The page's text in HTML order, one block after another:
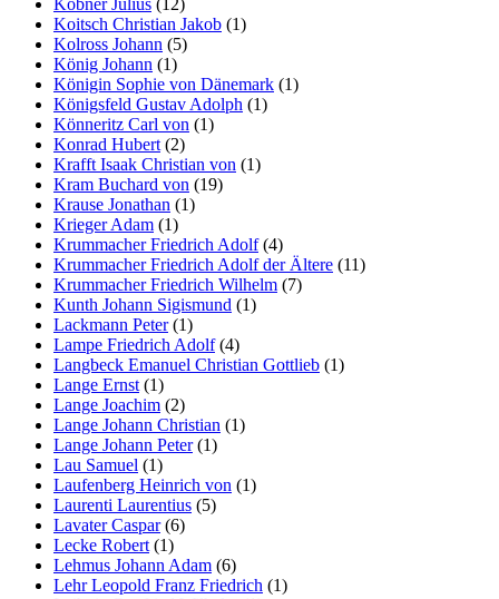
Köbner Julius (12)
Koitsch Christian Jakob (1)
Kolross Johann (5)
König Johann (1)
Königin Sophie von Dänemark (1)
Königsfeld Gustav Adolph (1)
Könneritz Carl von (1)
Konrad Hubert (2)
Krafft Isaak Christian von (1)
Kram Buchard von (19)
Krause Jonathan (1)
Krieger Adam (1)
Krummacher Friedrich Adolf(4)
Krummacher Friedrich Adolf der Ältere (11)
Krummacher Friedrich Wilhelm (7)
Kunth Johann Sigismund (1)
Lackmann Peter(1)
Lampe Friedrich Adolf(4)
Langbeck Emanuel Christian Gottlieb (1)
Lange Ernst (1)
Lange Joachim (2)
Lange Johann Christian (1)
Lange Johann Peter(1)
Lau Samuel (1)
Laufenberg Heinrich von (1)
Laurenti Laurentius (5)
Lavater Caspar(6)
Lecke Robert (1)
Lehmus Johann Adam (6)
Lehr Leopold Franz Friedrich (1)